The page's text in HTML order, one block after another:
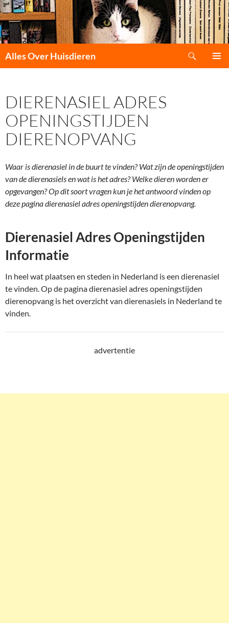
Alles Over Huisdieren
INHOUD
DIERENASIEL ADRES
OPENINGSTIJDEN
DIERENOPVANG
Waar is dierenasiel in de buurt te vinden? Wat zijn de openingstijden
van de dierenasiels en wat is het adres? Welke dieren worden er
opgevangen? Op dit soort vragen kun je het antwoord vinden op
deze pagina dierenasiel adres openingstijden dierenopvang.
Dierenasiel Adres Openingstijden
Informatie
In heel wat plaatsen en steden in Nederland is een dierenasiel
te vinden. Op de pagina dierenasiel adres openingstijden
dierenopvang is het overzicht van dierenasiels in Nederland te
vinden.
advertentie